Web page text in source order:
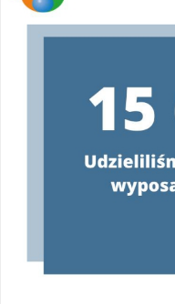
Konsultanci
o